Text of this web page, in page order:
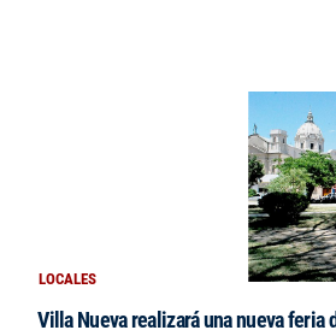
LOCALES
Villa Nueva realizará una nueva feria